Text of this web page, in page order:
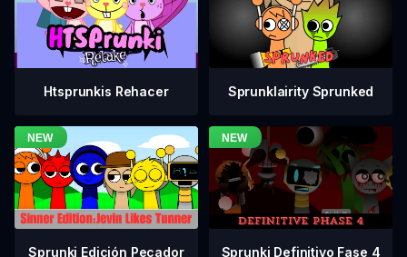
Htsprunkis Rehacer Sprunklairity Sprunked
Sprunki Edición Pecador Sprunki Definitivo Fase 4